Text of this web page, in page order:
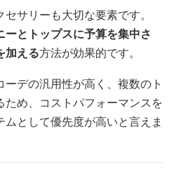
サリーも大切な要素です。
ーとトップスに予算を集中さ
加える方法が効果的です。
デの汎用性が高く、複数のト
ため、コストパフォーマンスを
として優先度が高いと言えま